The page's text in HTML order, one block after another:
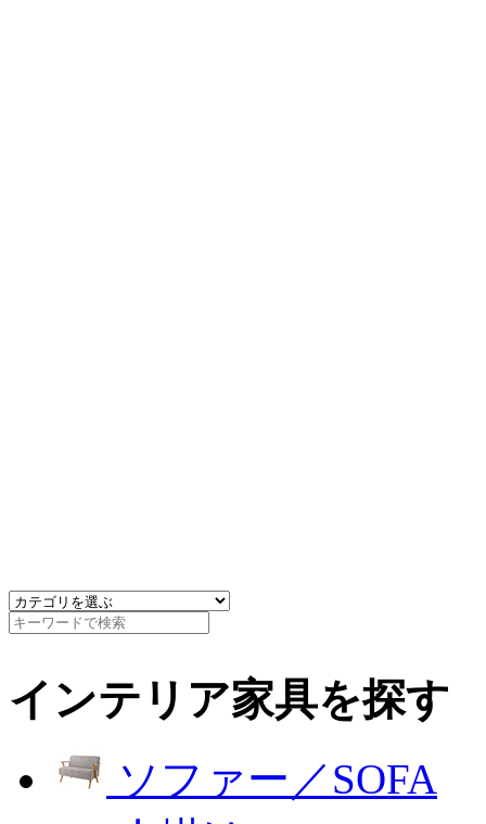
インテリア家具を探す
ソファー／SOFA